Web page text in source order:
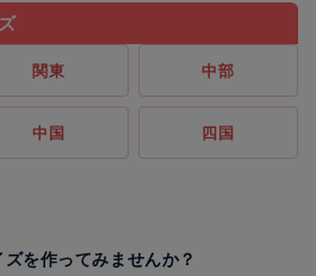
関東 中部
中国 四国
を作ってみませんか？